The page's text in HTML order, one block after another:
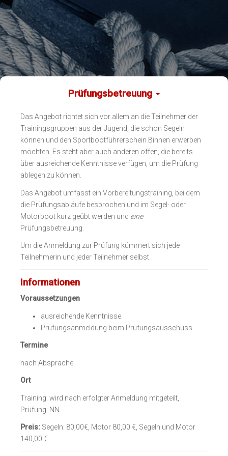
Prüfungsbetreuung
Das Angebot richtet sich vor allem an die Teilnehmer der
Trainingsgruppen aus der Jugend, die schon Segeln
können und den Sportbootführerschein Binnen erwerben
möchten. Es steht aber auch anderen offen, die bereits
über ausreichende Kenntnisse verfügen, um die Prüfung
ablegen zu können.
Das Angebot umfasst ein Vorbereitungstraining, bei dem
die Prüfungsabläufe besprochen und im Segel- oder
Motorboot kurz geübt werden und eine
Prüfungsbetreuung.
Um die Anmeldung zur Prüfung kümmert sich jede
Teilnehmerin und jeder Teilnehmer selbst.
Informationen
Voraussetzungen
ausreichende Kenntnisse
Prüfungsanmeldung beim Prüfungsausschuss
Termine
nach Absprache
Ort
Training: wird nach erfolgter Anmeldung mitgeteilt,
Prüfung: NN
Preis: Segeln: 80,00€, Motor 80,00 €, Segeln und Motor
140,00 €